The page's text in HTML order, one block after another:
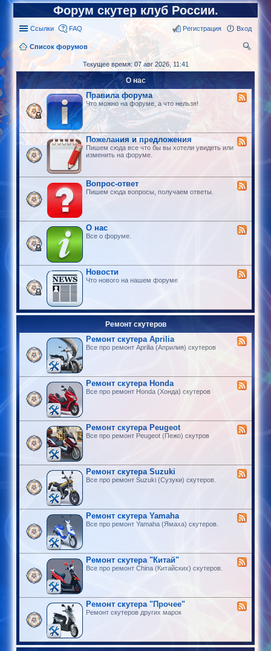
Форум скутер клуб России.
Ссылки FAQ Вход
Регистрация
Список форумов
Текущее время: 07 авг 2026, 11:41
О нас
Правила форума
Что можно на форуме, а что нельзя!
Пожелания и предложения
Пишем сюда все что бы вы хотели увидеть или
изменить на форуме.
Вопрос-ответ
Пишем сюда вопросы, получаем ответы.
О нас
Все о форуме.
Новости
Что нового на нашем форуме
Ремонт скутеров
Ремонт скутера Aprilia
Все про ремонт Aprilia (Априлия) скутеров
Ремонт скутера Honda
Все про ремонт Honda (Хонда) скутеров
Ремонт скутера Peugeot
Все про ремонт Peugeot (Пежо) скутров
Ремонт скутера Suzuki
Все про ремонт Suzuki (Сузуки) скутеров.
Ремонт скутера Yamaha
Все про ремонт Yamaha (Ямаха) скутеров.
Ремонт скутера "Китай"
Все про ремонт China (Китайских) скутеров.
Ремонт скутера "Прочее"
Ремонт скутеров других марок